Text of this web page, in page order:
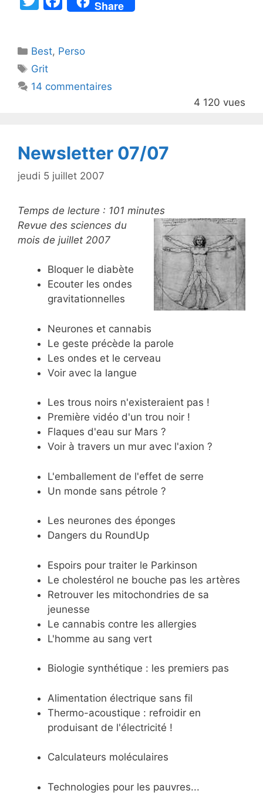
er
a
e
o
Share
Catégories
Best, Perso
Étiquettes
Grit
14 commentaires
4 120 vues
Newsletter 07/07
jeudi 5 juillet 2007
Temps de lecture : 101 minutes
Revue des sciences du
mois de juillet 2007
Bloquer le diabète
Ecouter les ondes
gravitationnelles
Neurones et cannabis
Le geste précède la parole
Les ondes et le cerveau
Voir avec la langue
Les trous noirs n'existeraient pas !
Première vidéo d'un trou noir !
Flaques d'eau sur Mars ?
Voir à travers un mur avec l'axion ?
L'emballement de l'effet de serre
Un monde sans pétrole ?
Les neurones des éponges
Dangers du RoundUp
Espoirs pour traiter le Parkinson
Le cholestérol ne bouche pas les artères
Retrouver les mitochondries de sa
jeunesse
Le cannabis contre les allergies
L'homme au sang vert
Biologie synthétique : les premiers pas
Alimentation électrique sans fil
Thermo-acoustique : refroidir en
produisant de l'électricité !
Calculateurs moléculaires
Technologies pour les pauvres...